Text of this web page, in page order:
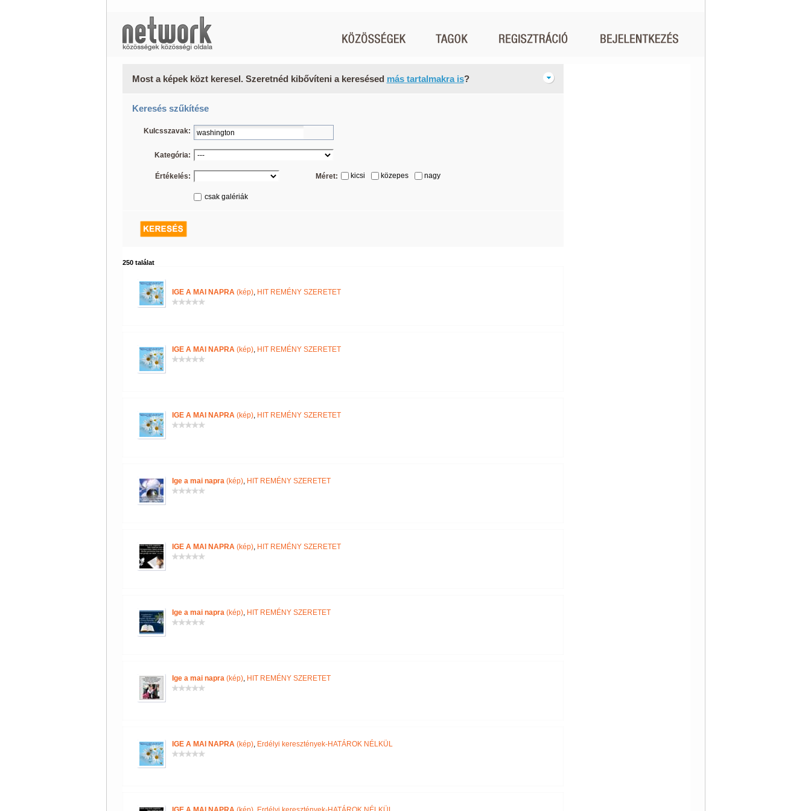
Most a képek közt keresel. Szeretnéd kibővíteni a keresésed más tartalmakra is?
Keresés szűkítése
Kulcsszavak:
Kategória:
Értékelés: Méret: kicsi közepes nagy
csak galériák
250 találat
IGE A MAI NAPRA(kép), HIT REMÉNY SZERETET
IGE A MAI NAPRA(kép), HIT REMÉNY SZERETET
IGE A MAI NAPRA(kép), HIT REMÉNY SZERETET
Ige a mai napra (kép), HIT REMÉNY SZERETET
IGE A MAI NAPRA(kép), HIT REMÉNY SZERETET
Ige a mai napra (kép), HIT REMÉNY SZERETET
Ige a mai napra (kép), HIT REMÉNY SZERETET
IGE A MAI NAPRA(kép), Erdélyi keresztények-HATÁROK NÉLKÜL